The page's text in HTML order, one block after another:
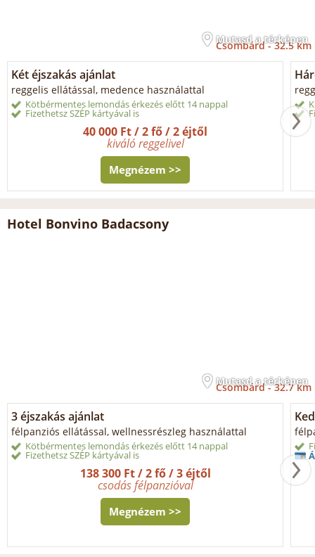
Mutasd a térképen
Csombárd -32.5 km
Két éjszakás ajánlat
reggelis ellátással, medence használattal
Kötbérmentes lemondás érkezés előtt 14 nappal
Fizethetsz SZÉP kártyával is
40 000 Ft / 2 fő / 2 éjtől
kiváló reggelivel
Megnézem >>
Hotel Bonvino Badacsony
Mutasd a térképen
Csombárd -32.7 km
3 éjszakás ajánlat
félpanziós ellátással, wellnessrészleg használattal
Kötbérmentes lemondás érkezés előtt 14 nappal
Fizethetsz SZÉP kártyával is
138 300 Ft / 2 fő / 3 éjtől
csodás félpanzióval
Megnézem >>